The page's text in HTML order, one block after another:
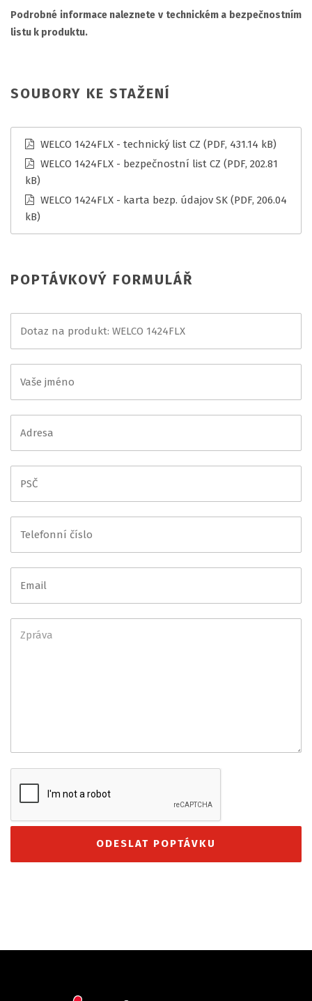
Podrobné informace naleznete v technickém a bezpečnostním
listu k produktu.
SOUBORY KE STAŽENÍ
WELCO 1424FLX - technický list CZ (PDF, 431.14 kB)
WELCO 1424FLX - bezpečnostní list CZ (PDF, 202.81
kB)
WELCO 1424FLX - karta bezp. údajov SK (PDF, 206.04
kB)
POPTÁVKOVÝ FORMULÁŘ